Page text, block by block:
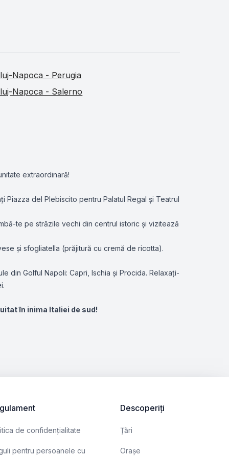
Napoca - Perugia
Napoca - Salerno
extraordinară!
Piazza del Plebiscito pentru Palatul Regal și Teatrul
te pe străzile vechi din centrul istoric și vizitează
și sfogliatella (prăjitură cu cremă de ricotta).
din Golful Napoli: Capri, Ischia și Procida. Relaxați-
în inima Italiei de sud!
de confidențialitate
pentru persoanele cu
Descoperiți
Țări
Orașe